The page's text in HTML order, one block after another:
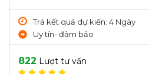
Trả kết quả dự kiến: 4 Ngày
Uy tín- đảm bảo
822 Lượt tư vấn